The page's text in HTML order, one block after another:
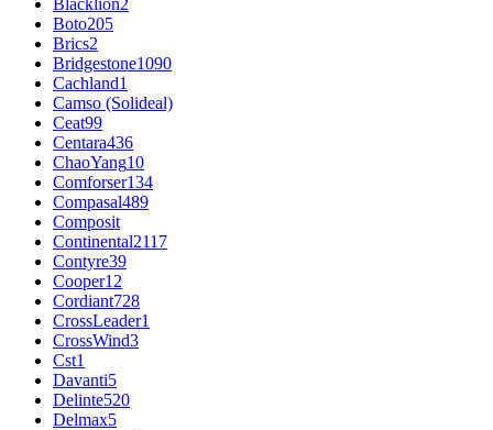
Blacklion2
Boto205
Brics2
Bridgestone1090
Cachland1
Camso (Solideal)
Ceat99
Centara436
ChaoYang10
Comforser134
Compasal489
Composit
Continental2117
Contyre39
Cooper12
Cordiant728
CrossLeader1
CrossWind3
Cst1
Davanti5
Delinte520
Delmax5